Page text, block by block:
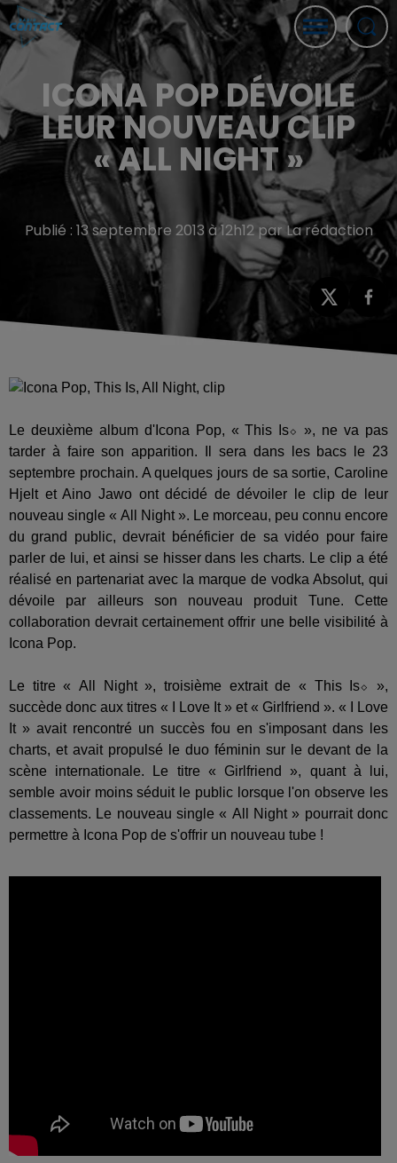
ICONA POP DÉVOILE
LEUR NOUVEAU CLIP
« ALL NIGHT »
Publié : 13 septembre 2013 à 12h12 par La rédaction
Le deuxième album d'Icona Pop, « This Is⬦ », ne va pas
tarder à faire son apparition. Il sera dans les bacs le 23
septembre prochain. A quelques jours de sa sortie, Caroline
Hjelt et Aino Jawo ont décidé de dévoiler le clip de leur
nouveau single « All Night ». Le morceau, peu connu encore
du grand public, devrait bénéficier de sa vidéo pour faire
parler de lui, et ainsi se hisser dans les charts. Le clip a été
réalisé en partenariat avec la marque de vodka Absolut, qui
dévoile par ailleurs son nouveau produit Tune. Cette
collaboration devrait certainement offrir une belle visibilité à
Icona Pop.
Le titre « All Night », troisième extrait de « This Is⬦ »,
succède donc aux titres « I Love It » et « Girlfriend ». « I Love
It » avait rencontré un succès fou en s'imposant dans les
charts, et avait propulsé le duo féminin sur le devant de la
scène internationale. Le titre « Girlfriend », quant à lui,
semble avoir moins séduit le public lorsque l'on observe les
classements. Le nouveau single « All Night » pourrait donc
permettre à Icona Pop de s'offrir un nouveau tube !